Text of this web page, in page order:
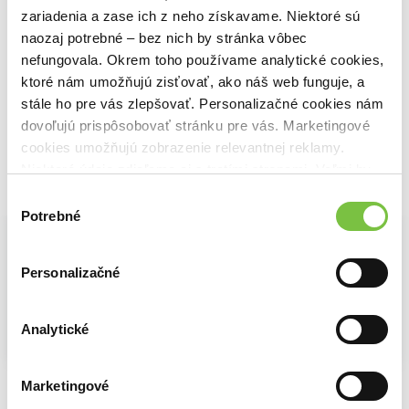
zariadenia a zase ich z neho získavame. Niektoré sú
naozaj potrebné – bez nich by stránka vôbec
nefungovala. Okrem toho používame analytické cookies,
ktoré nám umožňujú zisťovať, ako náš web funguje, a
stále ho pre vás zlepšovať. Personalizačné cookies nám
dovoľujú prispôsobovať stránku pre vás. Marketingové
cookies umožňujú zobrazenie relevantnej reklamy.
cookies.
súhlasu
Potrebné
Personalizačné
Analytické
Marketingové
František Šusta
14,20€
František Šusta
12,70€
František Šusta
František Šusta
Trénink je rozhovor
František Šusta